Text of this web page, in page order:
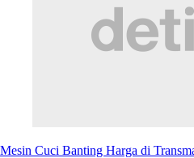
Mesin Cuci Banting Harga di